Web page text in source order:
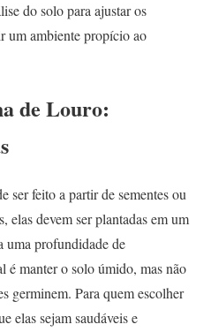
do solo para ajustar os
um ambiente propício ao
de Louro:
ser feito a partir de sementes ou
elas devem ser plantadas em um
uma profundidade de
é manter o solo úmido, mas não
germinem. Para quem escolher
elas sejam saudáveis e